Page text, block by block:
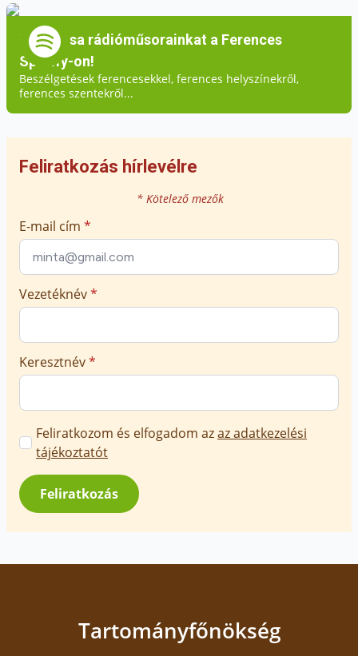
Hallgassa rádióműsorainkat a Ferences
Spotify-on!
Beszélgetések ferencesekkel, ferences helyszínekről,
ferences szentekről...
Feliratkozás hírlevélre
* Kötelező mezők
E-mail cím *
Vezetéknév*
Keresztnév*
Marketing
üzenetek
jóváhagyása
*
Feliratkozom és elfogadom azaz adatkezelési
tájékoztatót
Feliratkozás
Tartományfőnökség